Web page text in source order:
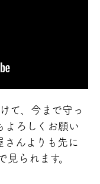
て、今まで守っ
よろしくお願い
さんよりも先に
られます。